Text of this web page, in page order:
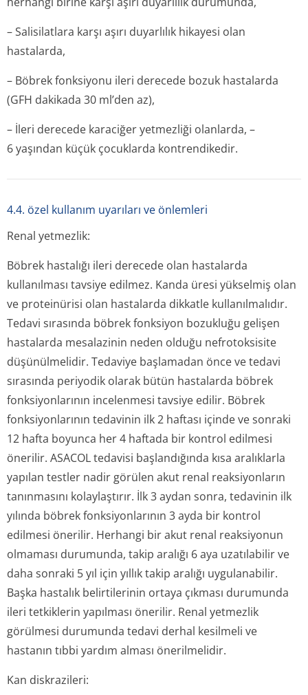
– Salisilatlara karşı aşırı duyarlılık hikayesi olan
hastalarda,
– Böbrek fonksiyonu ileri derecede bozuk hastalarda
(GFH dakikada 30 ml’den az),
– İleri derecede karaciğer yetmezliği olanlarda, –
6 yaşından küçük çocuklarda kontrendikedir.
4.4. özel kullanım uyarıları ve önlemleri
Renal yetmezlik:
Böbrek hastalığı ileri derecede olan hastalarda
kullanılması tavsiye edilmez. Kanda üresi yükselmiş olan
ve proteinürisi olan hastalarda dikkatle kullanılmalıdır.
Tedavi sırasında böbrek fonksiyon bozukluğu gelişen
hastalarda mesalazinin neden olduğu nefrotoksisite
düşünülmelidir. Tedaviye başlamadan önce ve tedavi
sırasında periyodik olarak bütün hastalarda böbrek
fonksiyonlarının incelenmesi tavsiye edilir. Böbrek
fonksiyonlarının tedavinin ilk 2 haftası içinde ve sonraki
12 hafta boyunca her 4 haftada bir kontrol edilmesi
önerilir. ASACOL tedavisi başlandığında kısa aralıklarla
yapılan testler nadir görülen akut renal reaksiyonların
tanınmasını kolaylaştırır. İlk 3 aydan sonra, tedavinin ilk
yılında böbrek fonksiyonlarının 3 ayda bir kontrol
edilmesi önerilir. Herhangi bir akut renal reaksiyonun
olmaması durumunda, takip aralığı 6 aya uzatılabilir ve
daha sonraki 5 yıl için yıllık takip aralığı uygulanabilir.
Başka hastalık belirtilerinin ortaya çıkması durumunda
ileri tetkiklerin yapılması önerilir. Renal yetmezlik
görülmesi durumunda tedavi derhal kesilmeli ve
hastanın tıbbi yardım alması önerilmelidir.
Kan diskrazileri: